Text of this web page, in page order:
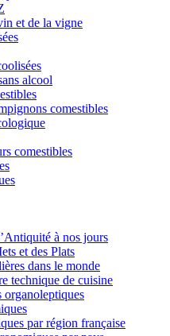
et de la vigne
alcool
comestibles
comestibles
à nos jours
et des Plats
dans le monde
technique de cuisine
organoleptiques
par région française